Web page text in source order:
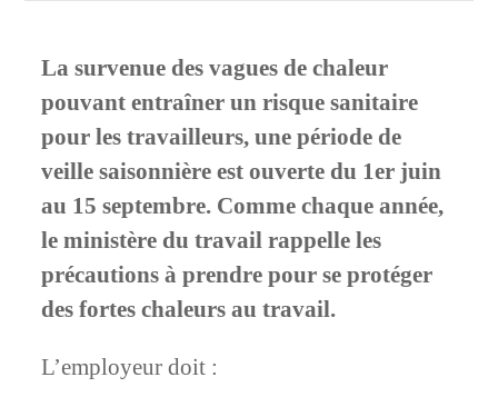
La survenue des vagues de chaleur
pouvant entraîner un risque sanitaire
pour les travailleurs, une période de
veille saisonnière est ouverte du 1er juin
au 15 septembre. Comme chaque année,
le ministère du travail rappelle les
précautions à prendre pour se protéger
des fortes chaleurs au travail.
L’employeur doit :